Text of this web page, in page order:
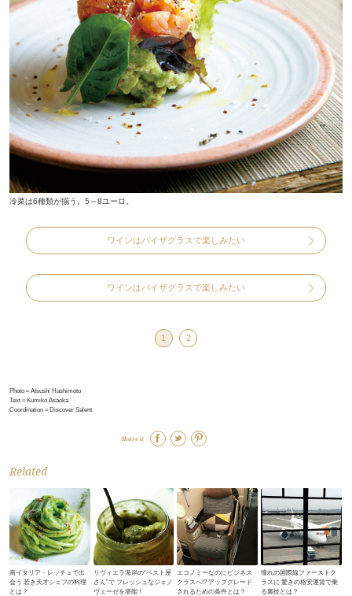
冷菜は6種類が揃う。5～8ユーロ。
ワインはバイザグラスで楽しみたい
ワインはバイザグラスで楽しみたい
1 2
Photo＝Atsushi Hashimoto
Text＝Kumiko Asaoka
Coordination＝Discover Salent
Share it
Related
南イタリア・レッチェで出
会う 若き天才シェフの料理
とは？
リヴィエラ海岸の“ペスト屋
さん”で フレッシュなジェノ
ヴェーゼを堪能！
エコノミーなのにビジネス
クラスへ!? アップグレード
されるための条件とは？
憧れの国際線ファーストク
ラスに 驚きの格安運賃で乗
る裏技とは？